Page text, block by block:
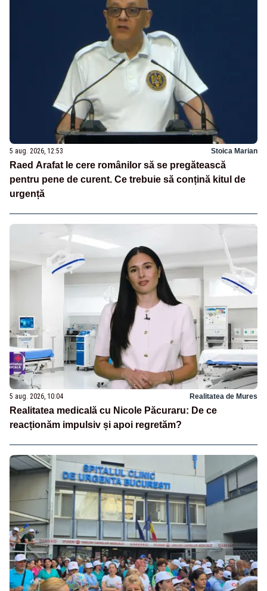
5 aug. 2026, 12:53 Stoica Marian
Raed Arafat le cere românilor să se pregătească
pentru pene de curent. Ce trebuie să conțină kitul de
urgență
5 aug. 2026, 10:04 Realitatea de Mures
Realitatea medicală cu Nicole Păcuraru: De ce
reacționăm impulsiv și apoi regretăm?